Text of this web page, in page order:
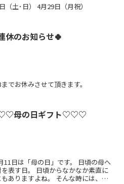
（土･日） 4月29日（月祝）
休のお知らせ🍀
でお休みさせて頂きます。
母の日ギフト♡♡♡
11日は「母の日」です。 日頃の母へ
表す日。 日頃からなかなか素直に
ありますよね。 そんな時には、心